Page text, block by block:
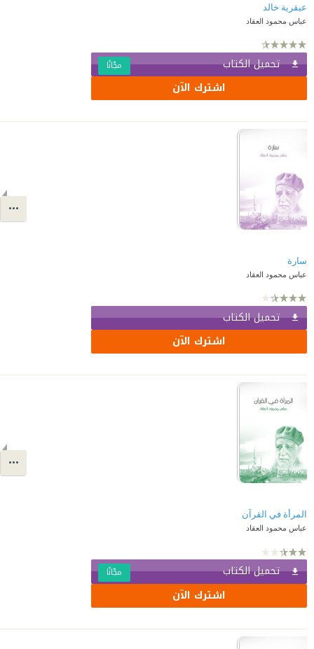
عبقرية خالد
عباس محمود العقاد
تحميل الكتاب مجّانًا
اشترك الآن
سارة
عباس محمود العقاد
تحميل الكتاب
اشترك الآن
المرأة في القرآن
عباس محمود العقاد
تحميل الكتاب مجّانًا
اشترك الآن